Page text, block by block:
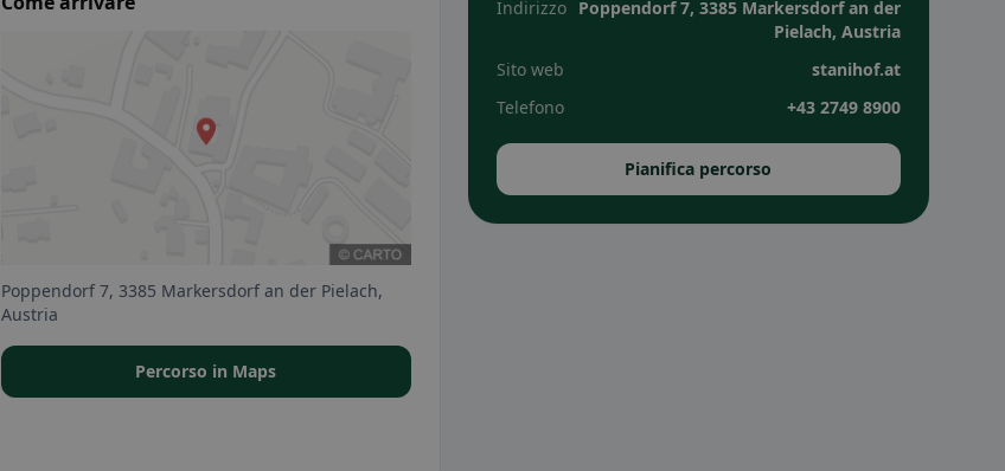
Poppendorf 7, 3385 Markersdorf an der Pielach,
Austria
Percorso in Maps
Indirizzo Poppendorf 7, 3385 Markersdorf an der
Pielach, Austria
Sito web
stanihof.at
Telefono
+43 2749 8900
Pianifica percorso